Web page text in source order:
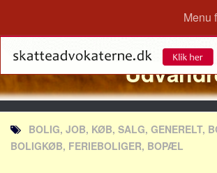
Menu
Portal
Udvandrerne.dk
Utvandrerne.no
Utvandrarna.se
Tyskland.dk
BOLIG, JOB, KØB, SALG, GENERELT,
BOLIGKØB, FERIEBOLIGER, BOPÆL